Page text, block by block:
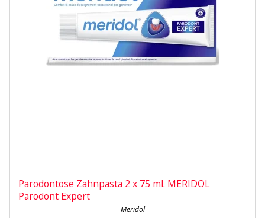
Parodontose Zahnpasta 2 x 75 ml. MERIDOL
Parodont Expert
Meridol